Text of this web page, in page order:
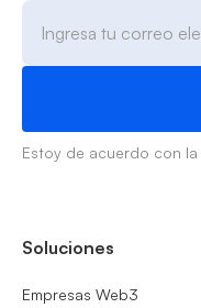
Estoy de acuerdo con la
Soluciones
Empresas Web3